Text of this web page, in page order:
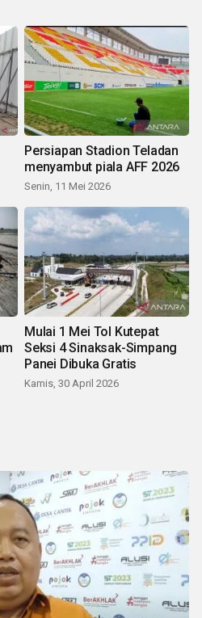
Persiapan Stadion Teladan
menyambut piala AFF 2026
Senin, 11 Mei 2026
Mulai 1 Mei Tol Kutepat
Seksi 4 Sinaksak-Simpang
Panei Dibuka Gratis
Kamis, 30 April 2026